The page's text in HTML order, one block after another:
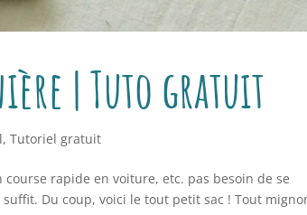
| Tuto gratuit
,Tutoriel gratuit
rapide en voiture, etc. pas besoin de se
Du coup, voici le tout petit sac ! Tout